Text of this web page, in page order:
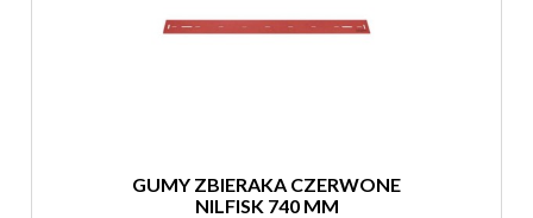
GUMY ZBIERAKA CZERWONE
NILFISK 740 MM